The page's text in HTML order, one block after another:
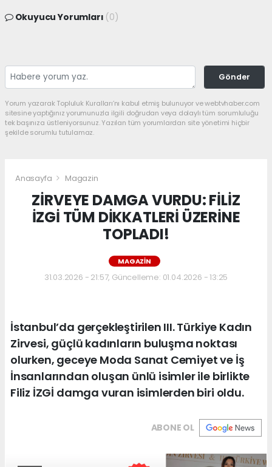
Okuyucu Yorumları (0)
Gönder
Yorum yazarak Topluluk Kuralları’nı kabul etmiş bulunuyor ve webtvhaber.com
sitesine yaptığınız yorumunuzla ilgili doğrudan veya dolaylı tüm sorumluluğu
tek başınıza üstleniyorsunuz. Yazılan tüm yorumlardan site yönetimi hiçbir
şekilde sorumlu tutulamaz.
Anasayfa Magazin
ZİRVEYE DAMGA VURDU: FİLİZ
İZGİ TÜM DİKKATLERİ ÜZERİNE
TOPLADI!
MAGAZIN
31.03.2026 - 21:57, Güncelleme: 01.04.2026 - 13:25
İstanbul’da gerçekleştirilen III. Türkiye Kadın
Zirvesi, güçlü kadınların buluşma noktası
olurken, geceye Moda Sanat Cemiyet ve İş
İnsanlarından oluşan ünlü isimler ile birlikte
Filiz İZGİ damga vuran isimlerden biri oldu.
ABONE OL